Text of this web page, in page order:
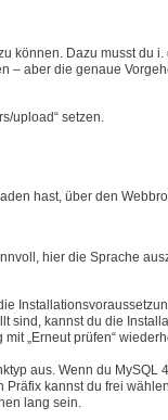
können. Dazu musst du
– aber die genaue
upload“ setzen.
hast, über den
hier die Sprache
sind, kannst du die
„Erneut prüfen“
aus. Wenn du MySQL
Präfix kannst du frei
lang sein.